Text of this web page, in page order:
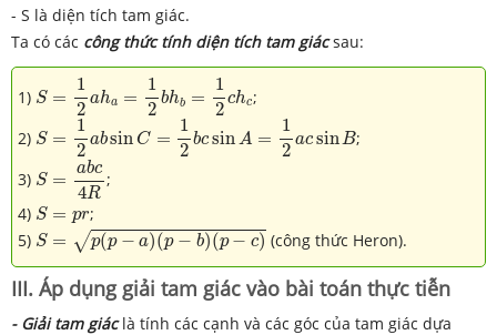
- S là diện tích tam giác.
Ta có các công thức tính diện tích tam giácsau:
1) S =
1
2 aha =
1
2 bhb =
1
2 chc
2a b ch
;
2) S =
1
2 absin C =
1
2 bcsinA =
1
2 ac sinB
2a 1 c A sin
;
3) S =
abc
4R
bc4R
;
4) S = pr
S= r
;
5) S = √p(p − a)(p − b)(p − c)
S= (p−a)(p−b)(p−c) (công thức Heron).
III. Áp dụng giải tam giác vào bài toán thực tiễn
- Giải tam giáclà tính các cạnh và các góc của tam giác dựa